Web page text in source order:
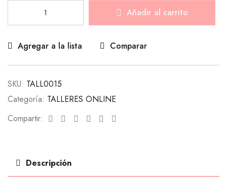
Añadir al carrito
Agregar a la lista Comparar
SKU: TALL0015
Categoría: TALLERES ONLINE
Compartir:
Facebook
TwitterLinkedinGoogle+Pinterest
Descripción